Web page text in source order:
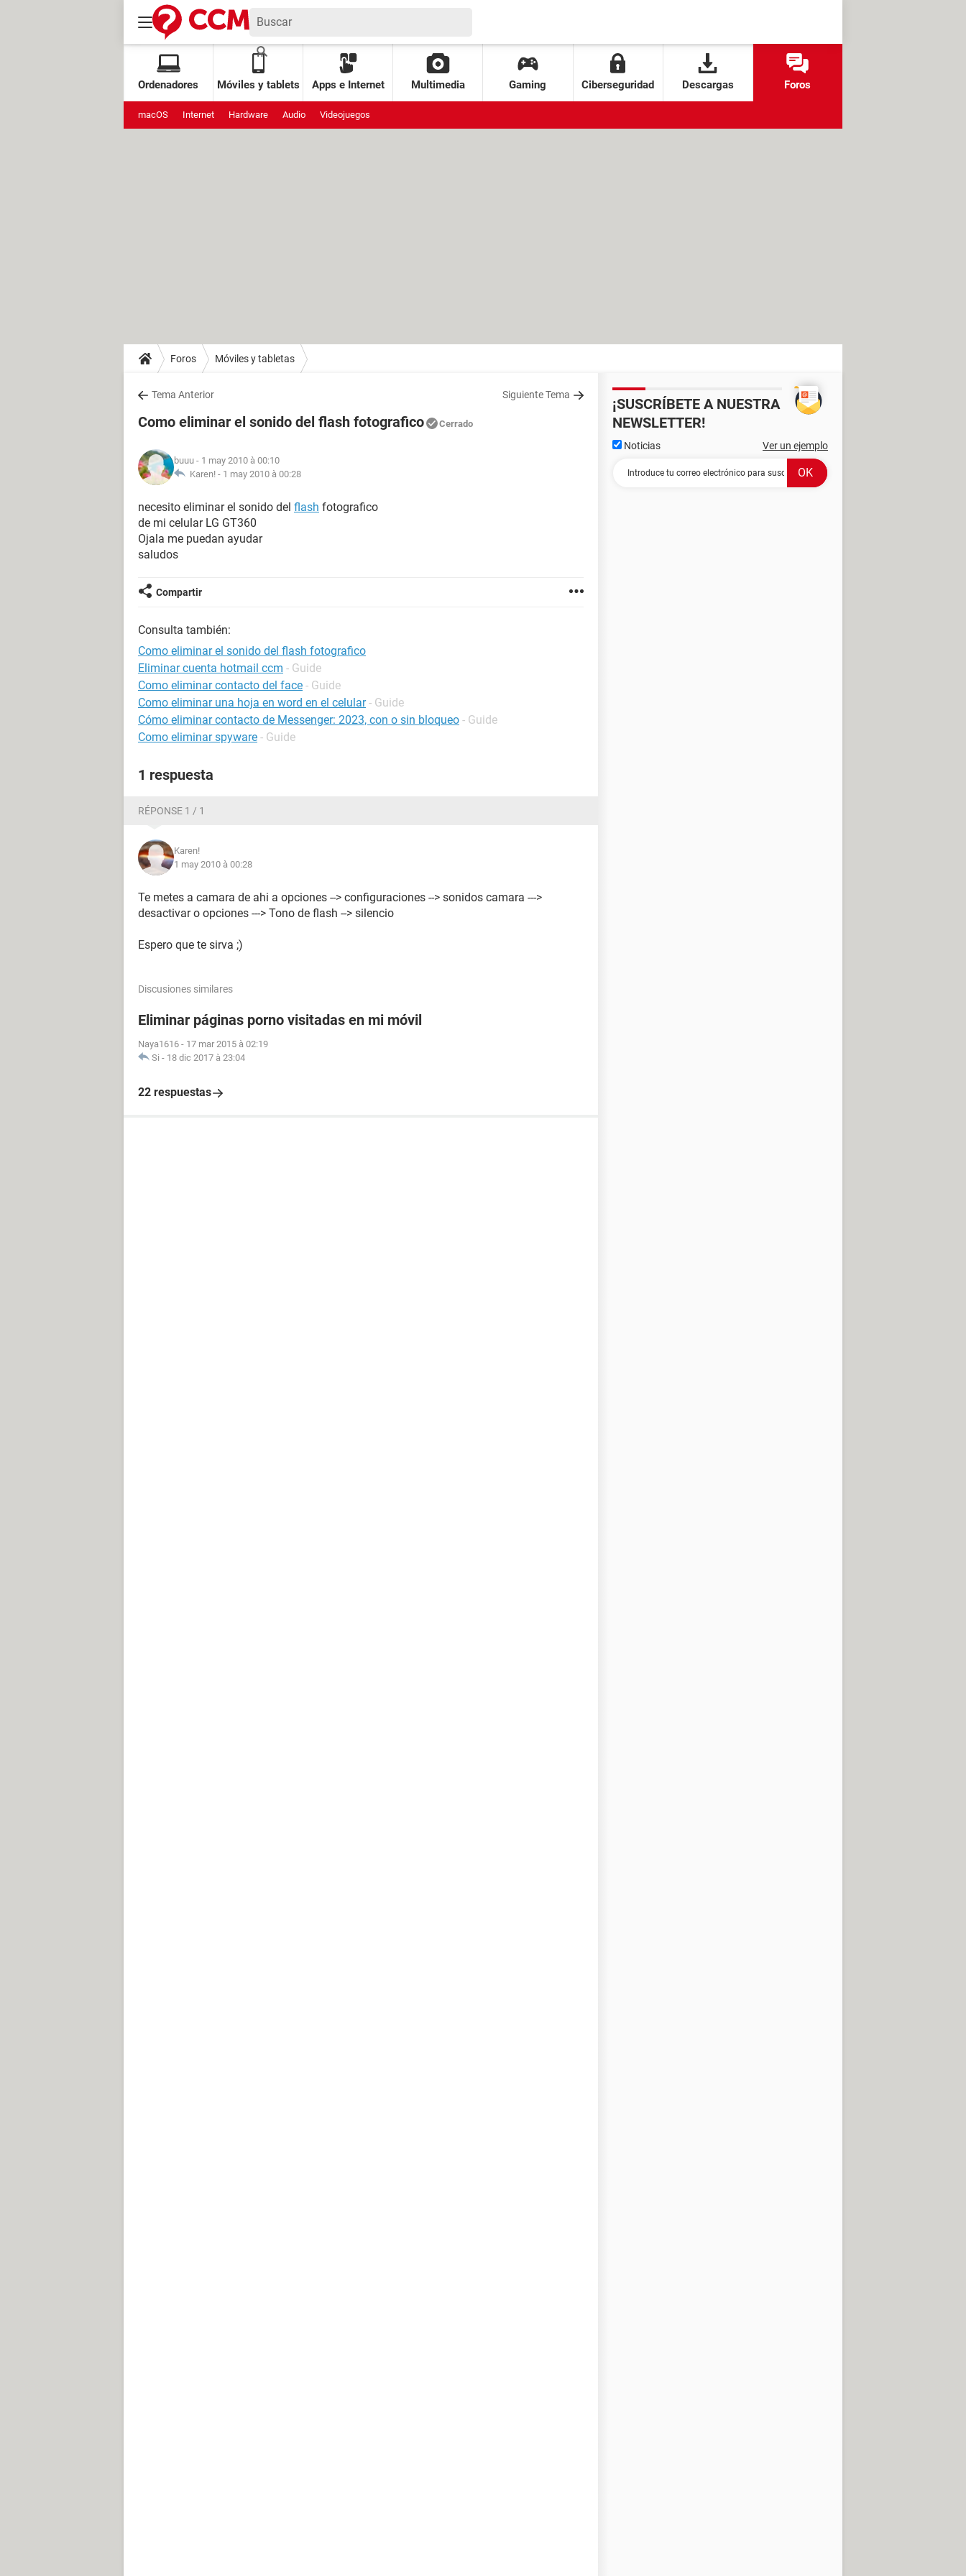
Ordenadores Móviles y tablets Apps e Internet Multimedia Gaming Ciberseguridad Descargas Foros
macOS Internet Hardware Audio Videojuegos
Foros Móviles y tabletas
Tema Anterior Siguiente Tema
Como eliminar el sonido del flash fotografico Cerrado
buuu - 1 may 2010 à 00:10
Karen! - 1 may 2010 à 00:28
necesito eliminar el sonido del flash fotografico
de mi celular LG GT360
Ojala me puedan ayudar
saludos
Compartir
Consulta también:
Como eliminar el sonido del flash fotografico
Eliminar cuenta hotmail ccm - Guide
Como eliminar contacto del face - Guide
Como eliminar una hoja en word en el celular - Guide
Cómo eliminar contacto de Messenger: 2023, con o sin bloqueo - Guide
Como eliminar spyware - Guide
1 respuesta
RÉPONSE 1 / 1
Karen!
1 may 2010 à 00:28
Te metes a camara de ahi a opciones --> configuraciones --> sonidos camara --->
desactivar o opciones ---> Tono de flash --> silencio
Espero que te sirva ;)
Discusiones similares
Eliminar páginas porno visitadas en mi móvil
Naya1616 - 17 mar 2015 à 02:19
Si - 18 dic 2017 à 23:04
22 respuestas
¡SUSCRÍBETE A NUESTRA
NEWSLETTER!
Noticias Ver un ejemplo